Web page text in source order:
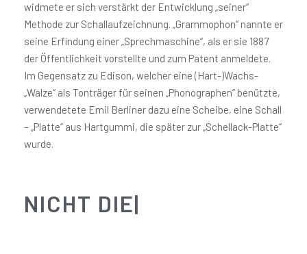
widmete er sich verstärkt der Entwicklung „seiner“
Methode zur Schallaufzeichnung. „Grammophon“ nannte er
seine Erfindung einer „Sprechmaschine“, als er sie 1887
der Öffentlichkeit vorstellte und zum Patent anmeldete.
Im Gegensatz zu Edison, welcher eine (Hart-)Wachs-
„Walze“ als Tonträger für seinen „Phonographen“ benützte,
verwendetete Emil Berliner dazu eine Scheibe, eine Schall
– „Platte“ aus Hartgummi, die später zur „Schellack-Platte“
wurde.
NICHT DIE SC